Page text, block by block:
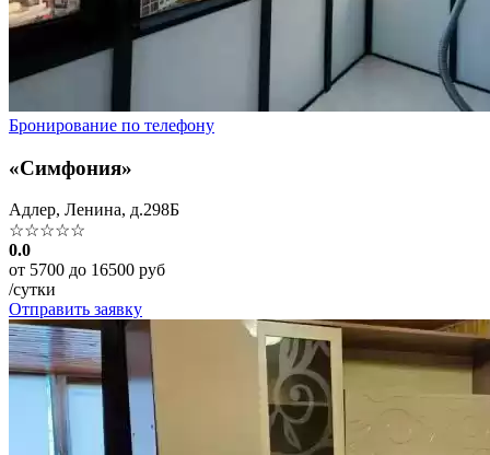
Бронирование по телефону
«Симфония»
Адлер, Ленина, д.298Б
☆☆☆☆☆
0.0
от 5700 до 16500 руб
/сутки
Отправить заявку